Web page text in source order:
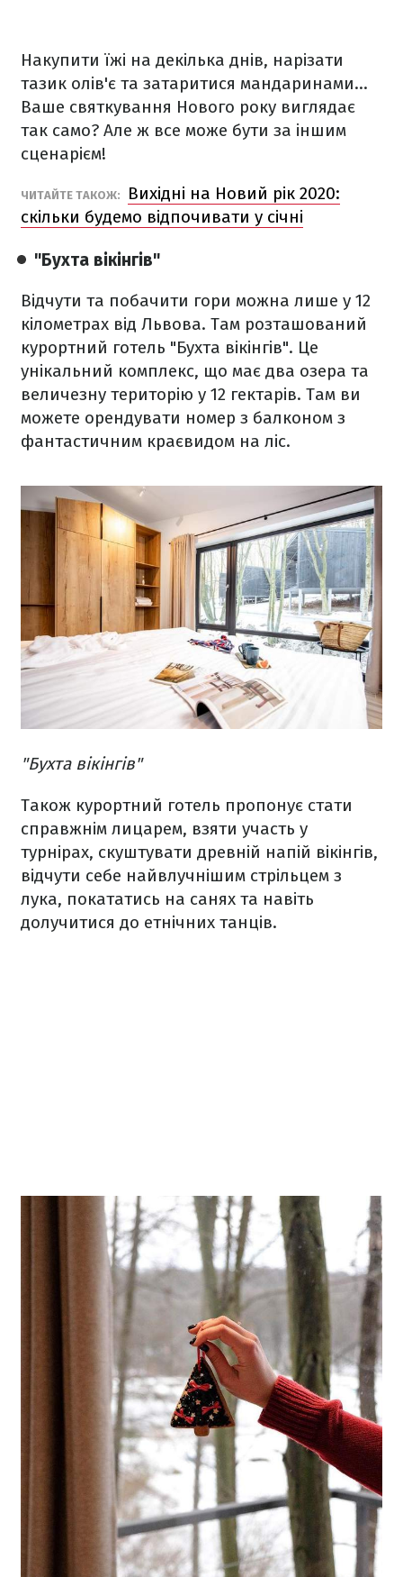
Накупити їжі на декілька днів, нарізати
тазик олів'є та затаритися мандаринами...
Ваше святкування Нового року виглядає
так само? Але ж все може бути за іншим
сценарієм!
ЧИТАЙТЕ ТАКОЖ:
Вихідні на Новий рік 2020:
скільки будемо відпочивати у січні
"Бухта вікінгів"
Відчути та побачити гори можна лише у 12
кілометрах від Львова. Там розташований
курортний готель "Бухта вікінгів". Це
унікальний комплекс, що має два озера та
величезну територію у 12 гектарів. Там ви
можете орендувати номер з балконом з
фантастичним краєвидом на ліс.
"Бухта вікінгів"
Також курортний готель пропонує стати
справжнім лицарем, взяти участь у
турнірах, скуштувати древній напій вікінгів,
відчути себе найвлучнішим стрільцем з
лука, покататись на санях та навіть
долучитися до етнічних танців.